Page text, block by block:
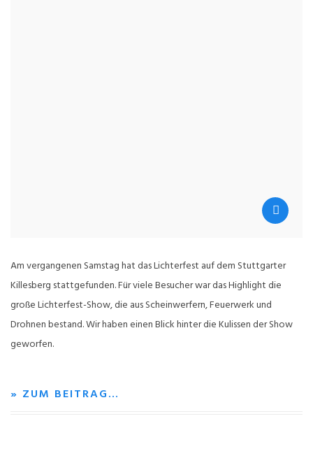
Am vergangenen Samstag hat das Lichterfest auf dem Stuttgarter
Killesberg stattgefunden. Für viele Besucher war das Highlight die
große Lichterfest-Show, die aus Scheinwerfern, Feuerwerk und
Drohnen bestand. Wir haben einen Blick hinter die Kulissen der Show
geworfen.
» ZUM BEITRAG…